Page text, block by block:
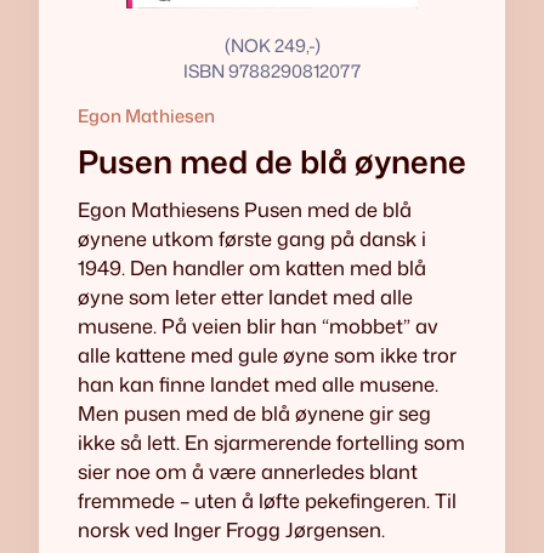
(NOK 249,-)
ISBN 9788290812077
Egon Mathiesen
Pusen med de blå øynene
Egon Mathiesens Pusen med de blå
øynene utkom første gang på dansk i
1949. Den handler om katten med blå
øyne som leter etter landet med alle
musene. På veien blir han “mobbet” av
alle kattene med gule øyne som ikke tror
han kan finne landet med alle musene.
Men pusen med de blå øynene gir seg
ikke så lett. En sjarmerende fortelling som
sier noe om å være annerledes blant
fremmede – uten å løfte pekefingeren. Til
norsk ved Inger Frogg Jørgensen.